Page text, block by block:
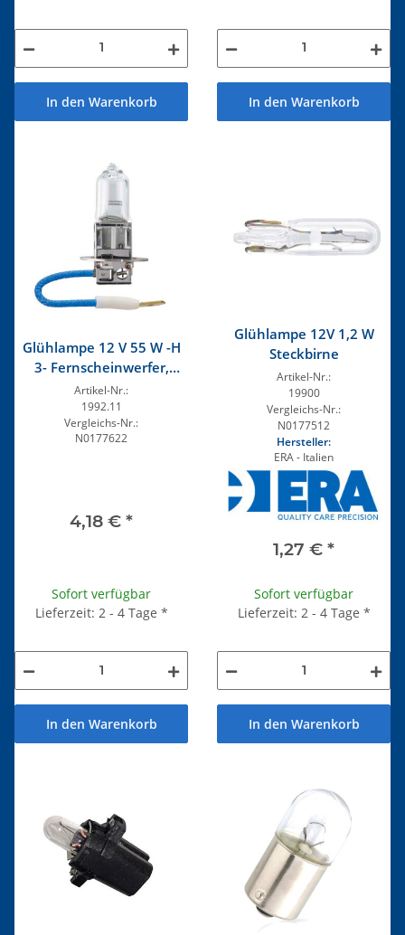
In den Warenkorb In den Warenkorb
Glühlampe 12 V 55 W -H
3- Fernscheinwerfer,
Nebelscheinwerfer
Artikel-Nr.:
1992.11
Vergleichs-Nr.:
N0177622
4,18 € *
Sofort verfügbar
Lieferzeit: 2 - 4 Tage *
In den Warenkorb
Glühlampe 12V 1,2 W
Steckbirne
Artikel-Nr.:
19900
Vergleichs-Nr.:
N0177512
Hersteller:
ERA - Italien
1,27 € *
Sofort verfügbar
Lieferzeit: 2 - 4 Tage *
In den Warenkorb